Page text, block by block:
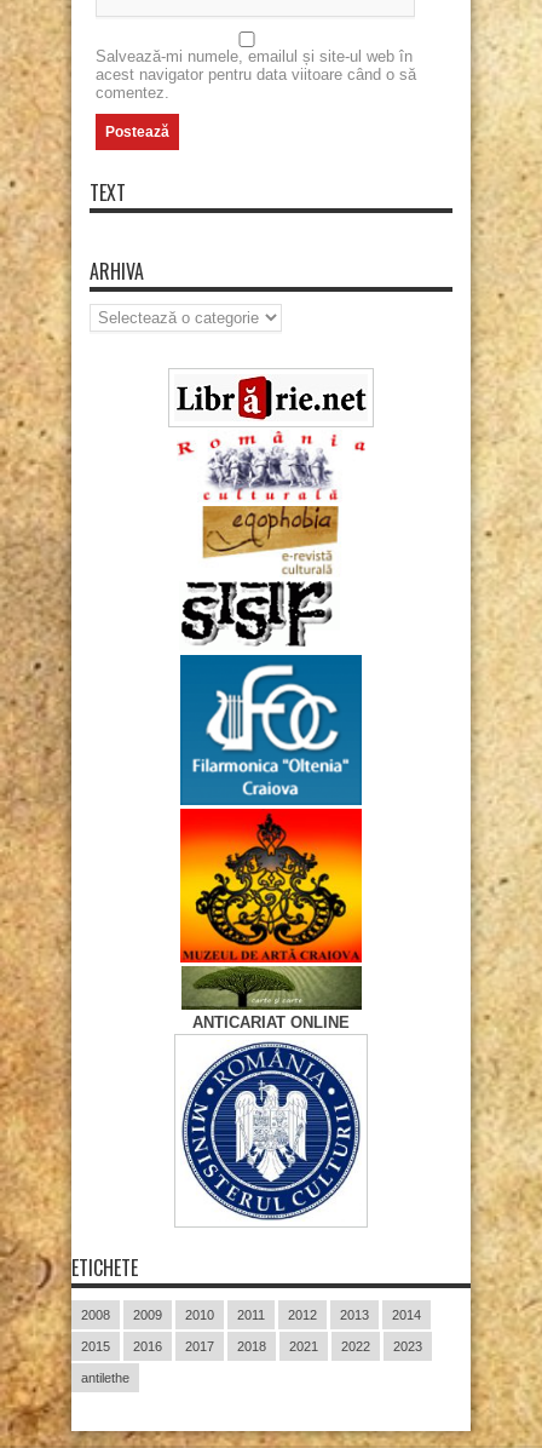
Salvează-mi numele, emailul și site-ul web în
acest navigator pentru data viitoare când o să
comentez.
TEXT
ARHIVA
Arhiva
ANTICARIAT ONLINE
ETICHETE
2008 2009 2010 2011 2012 2013 2014
2015 2016 2017 2018 2021 2022 2023
antilethe